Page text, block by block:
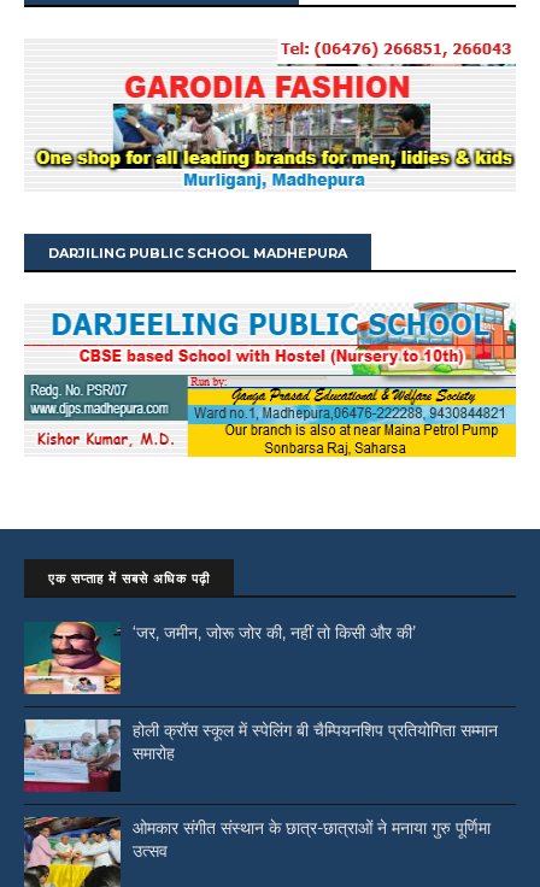
DARJILING PUBLIC SCHOOL MADHEPURA
एक सप्ताह में सबसे अधिक पढ़ी
‘जर, जमीन, जोरू जोर की, नहीं तो किसी और की’
होली क्रॉस स्कूल में स्पेलिंग बी चैम्पियनशिप प्रतियोगिता सम्मान
समारोह
ओमकार संगीत संस्थान के छात्र-छात्राओं ने मनाया गुरु पूर्णिमा
उत्सव